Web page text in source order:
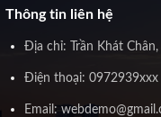
Thông tin liên hệ
Địa chỉ: Trần Khát
Điện thoại: 0972939xxx
Email: